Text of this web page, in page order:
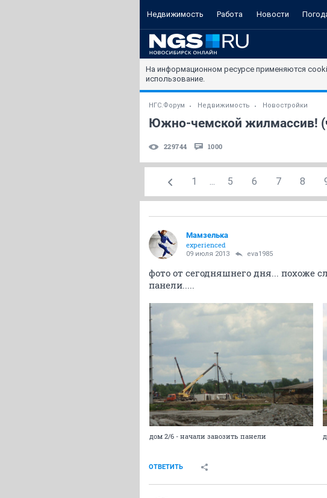
Недвижимость Работа Новости
На информационном ресурсе применяются
использование.
НГС.Форум Недвижимость Новостройки
Южно-чемской жилмассив!
229744 1000
1 ... 5 6 7 8
Мамзелька
experienced
09 июля 2013 eva1985
фото от сегодняшнего дня... похоже
панели.....
дом 2/6 - начали завозить панели
ОТВЕТИТЬ